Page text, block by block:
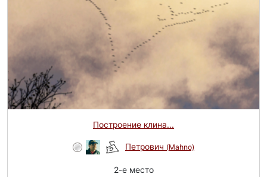
Построение клина...
Петрович (Mahno)
2-e место